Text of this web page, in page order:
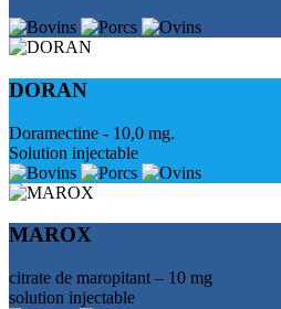
DORAN
Doramectine - 10,0 mg.
Solution injectable
MAROX
citrate de maropitant – 10 mg
solution injectable